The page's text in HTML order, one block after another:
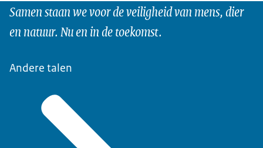
Samen staan we voor de veiligheid van mens, dier
en natuur. Nu en in de toekomst.
Andere talen